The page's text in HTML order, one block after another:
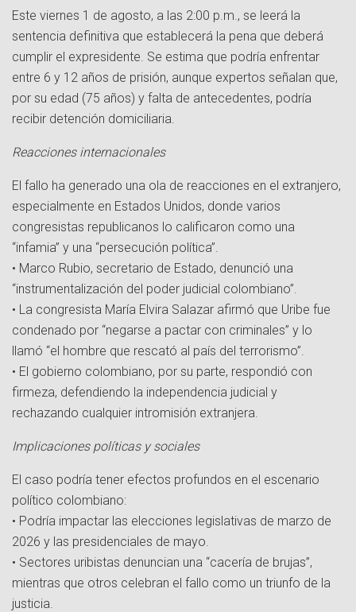
Este viernes 1 de agosto, a las 2:00 p.m., se leerá la
sentencia definitiva que establecerá la pena que deberá
cumplir el expresidente. Se estima que podría enfrentar
entre 6 y 12 años de prisión, aunque expertos señalan que,
por su edad (75 años) y falta de antecedentes, podría
recibir detención domiciliaria.
Reacciones internacionales
El fallo ha generado una ola de reacciones en el extranjero,
especialmente en Estados Unidos, donde varios
congresistas republicanos lo calificaron como una
“infamia” y una “persecución política”.
• Marco Rubio, secretario de Estado, denunció una
“instrumentalización del poder judicial colombiano”.
• La congresista María Elvira Salazar afirmó que Uribe fue
condenado por “negarse a pactar con criminales” y lo
llamó “el hombre que rescató al país del terrorismo”.
• El gobierno colombiano, por su parte, respondió con
firmeza, defendiendo la independencia judicial y
rechazando cualquier intromisión extranjera.
Implicaciones políticas y sociales
El caso podría tener efectos profundos en el escenario
político colombiano:
• Podría impactar las elecciones legislativas de marzo de
2026 y las presidenciales de mayo.
• Sectores uribistas denuncian una “cacería de brujas”,
mientras que otros celebran el fallo como un triunfo de la
justicia.